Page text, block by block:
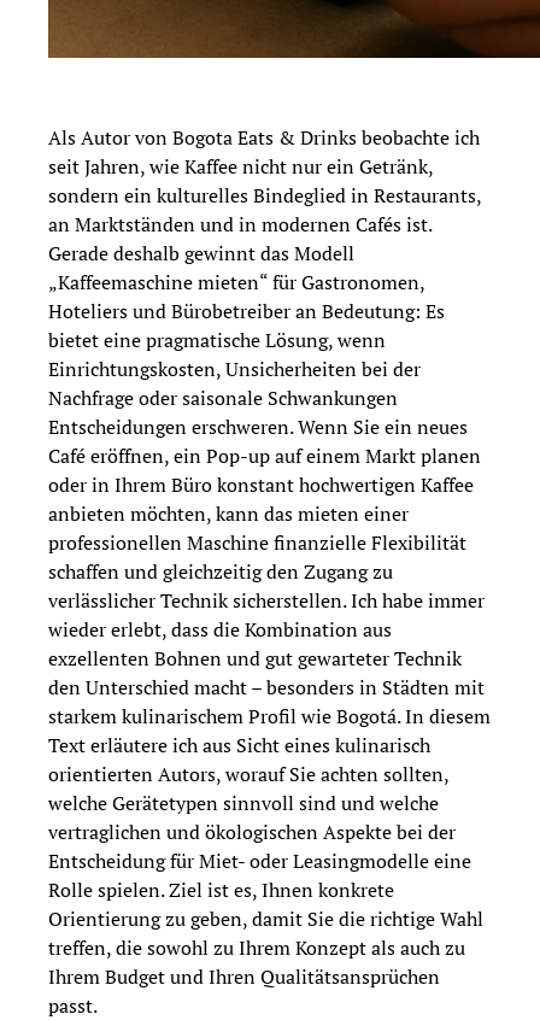
Als Autor von Bogota Eats & Drinks beobachte ich
seit Jahren, wie Kaffee nicht nur ein Getränk,
sondern ein kulturelles Bindeglied in Restaurants,
an Marktständen und in modernen Cafés ist.
Gerade deshalb gewinnt das Modell
„Kaffeemaschine mieten“ für Gastronomen,
Hoteliers und Bürobetreiber an Bedeutung: Es
bietet eine pragmatische Lösung, wenn
Einrichtungskosten, Unsicherheiten bei der
Nachfrage oder saisonale Schwankungen
Entscheidungen erschweren. Wenn Sie ein neues
Café eröffnen, ein Pop-up auf einem Markt planen
oder in Ihrem Büro konstant hochwertigen Kaffee
anbieten möchten, kann das mieten einer
professionellen Maschine finanzielle Flexibilität
schaffen und gleichzeitig den Zugang zu
verlässlicher Technik sicherstellen. Ich habe immer
wieder erlebt, dass die Kombination aus
exzellenten Bohnen und gut gewarteter Technik
den Unterschied macht – besonders in Städten mit
starkem kulinarischem Profil wie Bogotá. In diesem
Text erläutere ich aus Sicht eines kulinarisch
orientierten Autors, worauf Sie achten sollten,
welche Gerätetypen sinnvoll sind und welche
vertraglichen und ökologischen Aspekte bei der
Entscheidung für Miet- oder Leasingmodelle eine
Rolle spielen. Ziel ist es, Ihnen konkrete
Orientierung zu geben, damit Sie die richtige Wahl
treffen, die sowohl zu Ihrem Konzept als auch zu
Ihrem Budget und Ihren Qualitätsansprüchen
passt.